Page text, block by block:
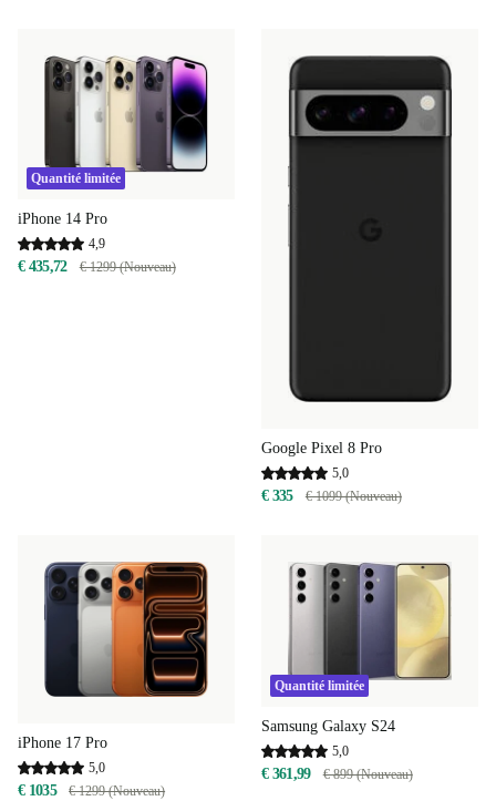
Quantité limitée
iPhone 14 Pro
4,9
€ 435,72 € 1299 (Nouveau)
Google Pixel 8 Pro
5,0
€ 335 € 1099 (Nouveau)
iPhone 17 Pro
5,0
€ 1035 € 1299 (Nouveau)
Quantité limitée
Samsung Galaxy S24
5,0
€ 361,99 € 899 (Nouveau)